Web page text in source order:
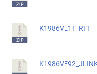
K1986VE1T_RTT